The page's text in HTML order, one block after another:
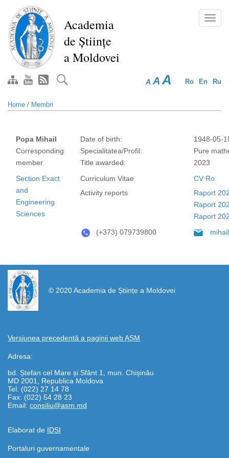
main
content
Academia
de Științe
a Moldovei
Ro En Ru
A A A
Home / Membri
Popa Mihail
Corresponding
member
Date of birth:
Specialitatea/Profil:
Title awarded:
1948-05-
Pure
2023
Section Exact
and
Engineering
Sciences
Curriculum Vitae
Activity reports
CV Ro
Raport
Raport
Raport
(+373) 079739800
© 2020 Academia de Științe a Moldovei
Versiunea precedentă a paginii web AȘM
Adresa:
bd. Ștefan cel Mare și Sfânt 1, mun. Chișinău
MD 2001, Republica Moldova
Tel: (022) 27 14 78
Fax: (022) 54 28 23
Email: consiliu@asm.md
Elaborat de IDSI
https://propletenie.ru/
Portaluri guvernamentale